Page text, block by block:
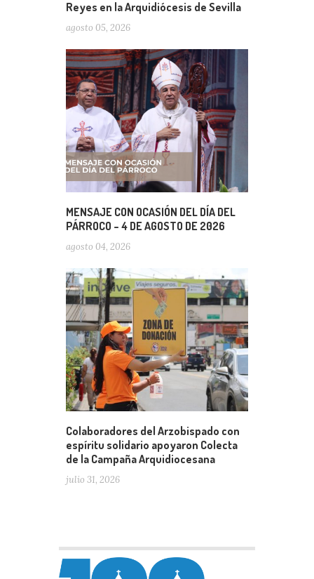
Reyes en la Arquidiócesis de Sevilla
agosto 05, 2026
MENSAJE CON OCASIÓN DEL DÍA DEL
PÁRROCO – 4 DE AGOSTO DE 2026
agosto 04, 2026
Colaboradores del Arzobispado con
espíritu solidario apoyaron Colecta
de la Campaña Arquidiocesana
julio 31, 2026